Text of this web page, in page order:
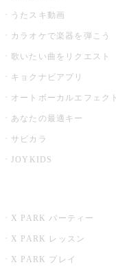
うたスキ動画
カラオケで楽器を弾こう
歌いたい曲をリクエスト
キョクナビアプリ
オートボーカルエフェクト
あなたの最適キー
サビカラ
JOYKIDS
X PARK パーティー
X PARK レッスン
X PARK プレイ